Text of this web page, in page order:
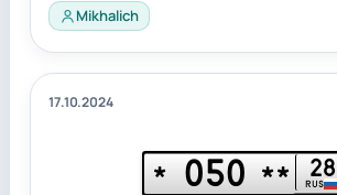
Mikhalich
17.10.2024
* 050 ** 28
RUS